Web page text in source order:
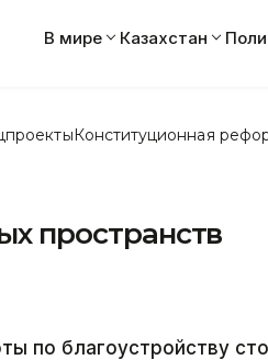
В мире Казахстан
Конституционная
пространств
по благоустройству